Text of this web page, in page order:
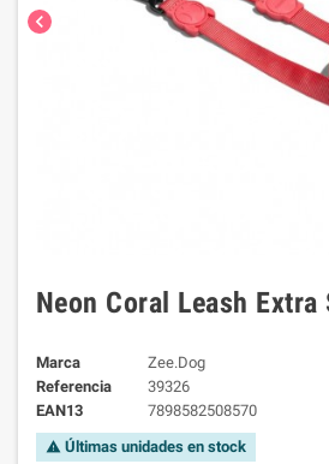
chevron_left
Neon Coral Leash Extra
Marca
Zee.Dog
Referencia
39326
EAN13
7898582508570
warning Últimas unidades en stock